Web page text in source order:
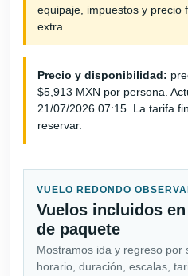
equipaje, impuestos y precio
extra.
Precio y disponibilidad:
$5,913 MXN por persona.
21/07/2026 07:15. La tarifa
reservar.
VUELO REDONDO
Vuelos incluidos
de paquete
Mostramos ida y regreso por
horario, duración, escalas,